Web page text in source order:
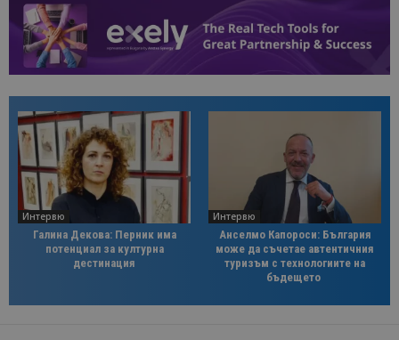
Интервю
Галина Декова: Перник има
потенциал за културна
дестинация
Интервю
Анселмо Капороси: България
може да съчетае автентичния
туризъм с технологиите на
бъдещето